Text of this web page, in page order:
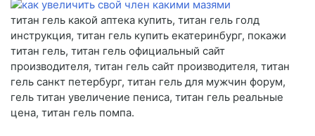
титан гель какой аптека купить, титан гель голд
инструкция, титан гель купить екатеринбург, покажи
титан гель, титан гель официальный сайт
производителя, титан гель сайт производителя, титан
гель санкт петербург, титан гель для мужчин форум,
гель титан увеличение пениса, титан гель реальные
цена, титан гель помпа.